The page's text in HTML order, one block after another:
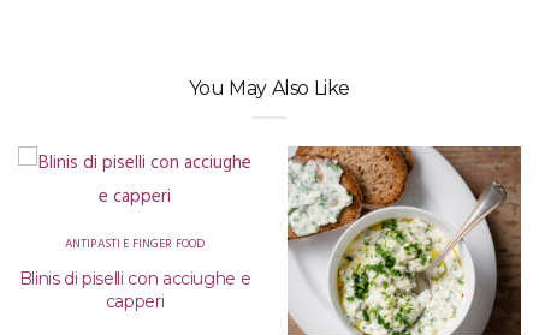
You May Also Like
ANTIPASTI E FINGER FOOD
Blinis di piselli con acciughe e
capperi